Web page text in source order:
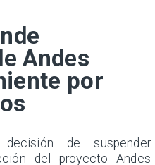
Andes
por
de suspender
del proyecto Andes